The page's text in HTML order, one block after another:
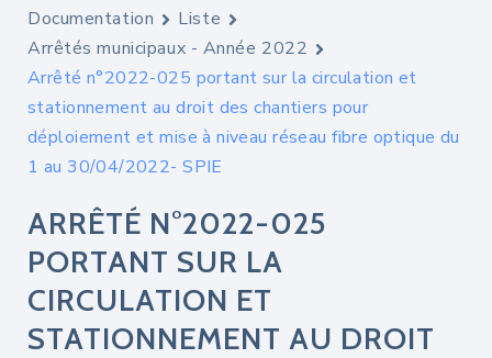
Documentation
Liste
Arrêtés municipaux - Année 2022
Arrêté n°2022-025 portant sur la circulation et
stationnement au droit des chantiers pour
déploiement et mise à niveau réseau fibre optique du
1 au 30/04/2022- SPIE
ARRÊTÉ N°2022-025
PORTANT SUR LA
CIRCULATION ET
STATIONNEMENT AU DROIT